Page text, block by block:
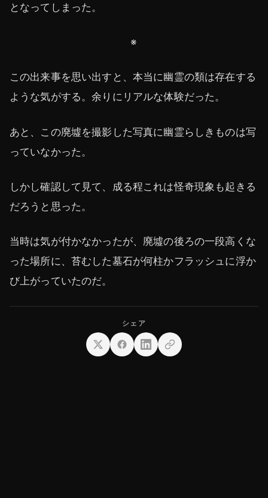
となってしまった。
※
この出来事を思い出すと、本当に幽霊の類は存在する
ような気がする。余りにリアルな体験だった。
あと、この廃墟を撮影した写真に幽霊らしきものは写
っていなかった。
しかし確認して見て、成る程これは怪奇現象も起きる
だろうと思った。
当時は気が付かなかったが、廃墟の後ろの一段高くな
った場所に、苔むした墓石が何柱かフラッシュに浮か
び上がっていたのだ。